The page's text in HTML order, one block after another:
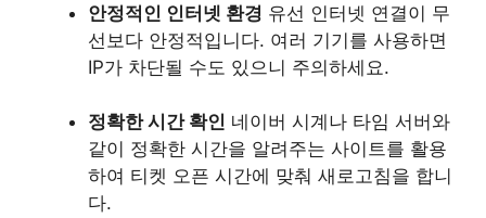
안정적인 인터넷 환경 유선 인터넷 연결이 무
선보다 안정적입니다. 여러 기기를 사용하면
IP가 차단될 수도 있으니 주의하세요.
정확한 시간 확인 네이버 시계나 타임 서버와
같이 정확한 시간을 알려주는 사이트를 활용
하여 티켓 오픈 시간에 맞춰 새로고침을 합니
다.